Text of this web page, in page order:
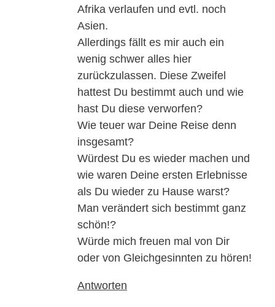
Afrika verlaufen und evtl. noch
Asien.
Allerdings fällt es mir auch ein
wenig schwer alles hier
zurückzulassen. Diese Zweifel
hattest Du bestimmt auch und wie
hast Du diese verworfen?
Wie teuer war Deine Reise denn
insgesamt?
Würdest Du es wieder machen und
wie waren Deine ersten Erlebnisse
als Du wieder zu Hause warst?
Man verändert sich bestimmt ganz
schön!?
Würde mich freuen mal von Dir
oder von Gleichgesinnten zu hören!
Antworten